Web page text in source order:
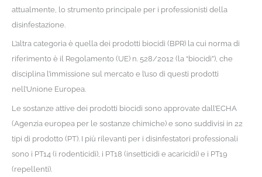
attualmente, lo strumento principale per i professionisti della
disinfestazione.
L’altra categoria è quella dei prodotti biocidi (BPR) la cui norma di
riferimento è il Regolamento (UE) n. 528/2012 (la “biocidi”), che
disciplina l’immissione sul mercato e l’uso di questi prodotti
nell’Unione Europea.
Le sostanze attive dei prodotti biocidi sono approvate dall’ECHA
(Agenzia europea per le sostanze chimiche) e sono suddivisi in 22
tipi di prodotto (PT). I più rilevanti per i disinfestatori professionali
sono i PT14 (i rodenticidi), i PT18 (insetticidi e acaricidi) e i PT19
(repellenti).